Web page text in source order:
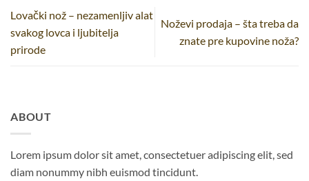
Lovački nož – nezamenljiv alat
svakog lovca i ljubitelja
prirode
Noževi prodaja – šta treba da
znate pre kupovine noža?
ABOUT
Lorem ipsum dolor sit amet, consectetuer adipiscing elit, sed
diam nonummy nibh euismod tincidunt.